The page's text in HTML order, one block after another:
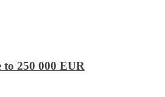
250 000 EUR